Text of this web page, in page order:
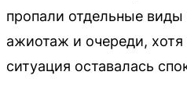
пропали отдельные виды
ажиотаж и очереди, хотя
ситуация оставалась